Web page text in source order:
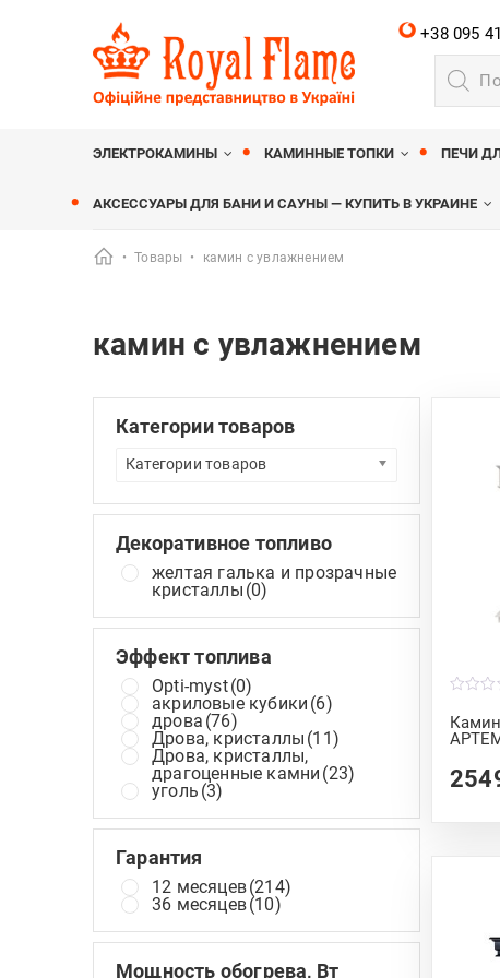
+38 095
Поиск
товаров
ЭЛЕКТРОКАМИНЫ КАМИННЫЕ ТОПКИ ПЕЧИ
АКСЕССУАРЫ ДЛЯ БАНИ И САУНЫ — КУПИТЬ В УКРАИНЕ
• Товары • камин с увлажнением
камин с увлажнением
Категории товаров
Категории товаров
Декоративное топливо
желтая галька и прозрачные
кристаллы (0)
Эффект топлива
Opti-myst(0)
акриловые кубики (6)
дрова (76)
Дрова, кристаллы (11)
Дрова, кристаллы,
драгоценные камни (23)
уголь (3)
Гарантия
12 месяцев(214)
36 месяцев(10)
Мощность обогрева, Вт
o
u
t
f
5